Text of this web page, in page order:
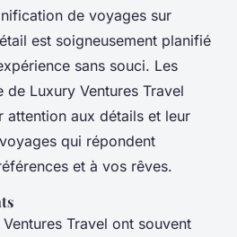
de voyages sur
est soigneusement planifié
sans souci. Les
Luxury Ventures Travel
attention aux détails et leur
qui répondent
et à vos rêves.
Travel ont souvent